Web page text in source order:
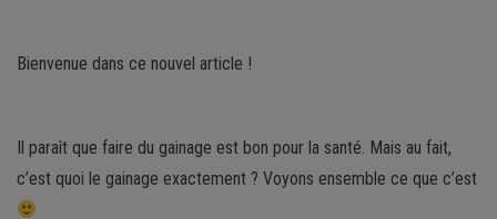
Bienvenue dans ce nouvel article !
Il paraît que faire du gainage est bon pour la santé. Mais au fait,
c’est quoi le gainage exactement ? Voyons ensemble ce que c’est